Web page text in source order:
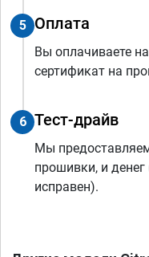
5 Оплата
Вы оплачиваете
сертификат на
6 Тест-драйв
Мы
прошивки, и
исправен).